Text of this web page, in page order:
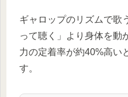
ギャロップのリズムで歌
って聴く」より身体を動
力の定着率が約40%高い
す。